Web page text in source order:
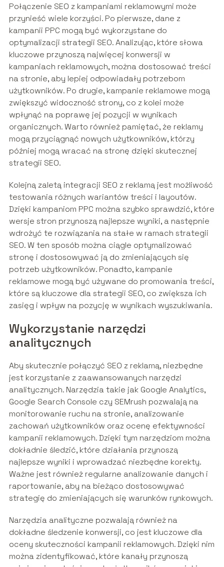
Połączenie SEO z kampaniami reklamowymi może
przynieść wiele korzyści. Po pierwsze, dane z
kampanii PPC mogą być wykorzystane do
optymalizacji strategii SEO. Analizując, które słowa
kluczowe przynoszą najwięcej konwersji w
kampaniach reklamowych, można dostosować treści
na stronie, aby lepiej odpowiadały potrzebom
użytkowników. Po drugie, kampanie reklamowe mogą
zwiększyć widoczność strony, co z kolei może
wpłynąć na poprawę jej pozycji w wynikach
organicznych. Warto również pamiętać, że reklamy
mogą przyciągnąć nowych użytkowników, którzy
później mogą wracać na stronę dzięki skutecznej
strategii SEO.
Kolejną zaletą integracji SEO z reklamą jest możliwość
testowania różnych wariantów treści i layoutów.
Dzięki kampaniom PPC można szybko sprawdzić, które
wersje stron przynoszą najlepsze wyniki, a następnie
wdrożyć te rozwiązania na stałe w ramach strategii
SEO. W ten sposób można ciągle optymalizować
stronę i dostosowywać ją do zmieniających się
potrzeb użytkowników. Ponadto, kampanie
reklamowe mogą być używane do promowania treści,
które są kluczowe dla strategii SEO, co zwiększa ich
zasięg i wpływ na pozycję w wynikach wyszukiwania.
Wykorzystanie narzędzi
analitycznych
Aby skutecznie połączyć SEO z reklamą, niezbędne
jest korzystanie z zaawansowanych narzędzi
analitycznych. Narzędzia takie jak Google Analytics,
Google Search Console czy SEMrush pozwalają na
monitorowanie ruchu na stronie, analizowanie
zachowań użytkowników oraz ocenę efektywności
kampanii reklamowych. Dzięki tym narzędziom można
dokładnie śledzić, które działania przynoszą
najlepsze wyniki i wprowadzać niezbędne korekty.
Ważne jest również regularne analizowanie danych i
raportowanie, aby na bieżąco dostosowywać
strategię do zmieniających się warunków rynkowych.
Narzędzia analityczne pozwalają również na
dokładne śledzenie konwersji, co jest kluczowe dla
oceny skuteczności kampanii reklamowych. Dzięki nim
można zidentyfikować, które kanały przynoszą